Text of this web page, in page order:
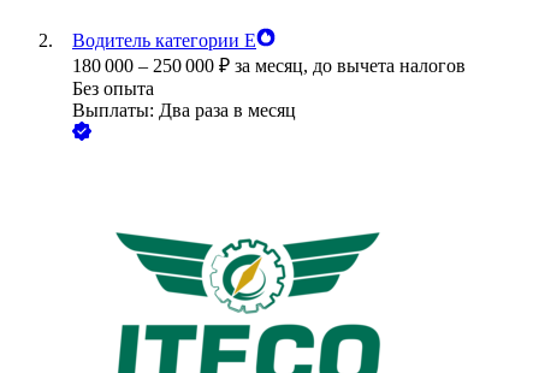
Водитель категории Е
180 000 – 250 000 ₽ за месяц, до вычета налогов
Без опыта
Выплаты: Два раза в месяц